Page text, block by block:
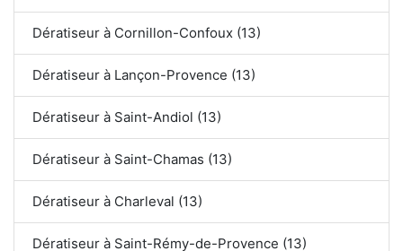
Dératiseur à Cornillon-Confoux (13)
Dératiseur à Lançon-Provence (13)
Dératiseur à Saint-Andiol (13)
Dératiseur à Saint-Chamas (13)
Dératiseur à Charleval (13)
Dératiseur à Saint-Rémy-de-Provence (13)